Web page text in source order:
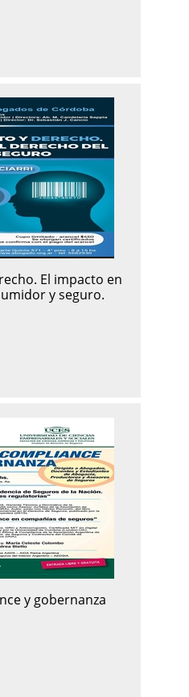
El impacto en
y seguro.
y gobernanza